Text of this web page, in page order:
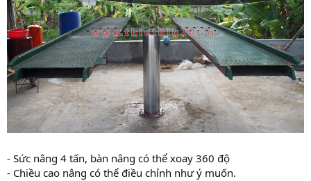
- Sức nâng 4 tấn, bàn nâng có thể xoay 360 độ
- Chiều cao nâng có thể điều chỉnh như ý muốn.